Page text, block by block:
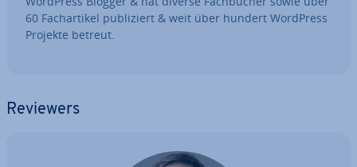
60 Fach­ar­ti­kel pu­bli­ziert & weit über hundert WordPress
Projekte betreut.
Reviewers